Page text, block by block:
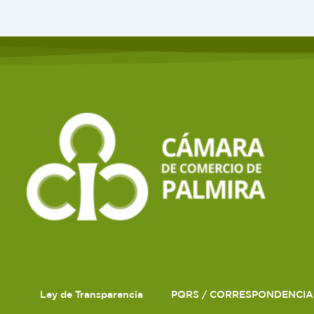
Ley de Transparencia PQRS / CORRESPONDENCIA